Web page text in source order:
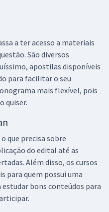
a ter acesso a materiais
São diversos
apostilas disponíveis
para facilitar o seu
mais flexível, pois
quiser.
que precisa sobre
do edital até as
Além disso, os cursos
para quem possui uma
bons conteúdos para